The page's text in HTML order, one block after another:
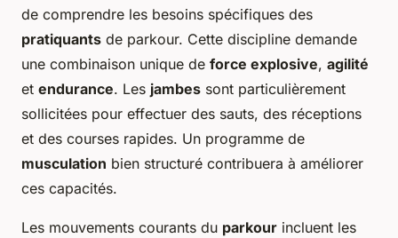
de comprendre les besoins spécifiques des
pratiquants de parkour. Cette discipline demande
une combinaison unique de force explosive, agilité
et endurance. Les jambes sont particulièrement
sollicitées pour effectuer des sauts, des réceptions
et des courses rapides. Un programme de
musculation bien structuré contribuera à améliorer
ces capacités.
Les mouvements courants du parkour incluent les